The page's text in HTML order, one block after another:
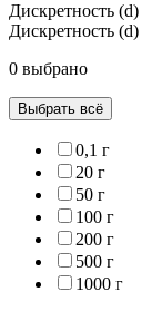
Дискретность (d)
Дискретность (d)
0 выбрано
Выбрать всё
0,1 г
20 г
50 г
100 г
200 г
500 г
1000 г